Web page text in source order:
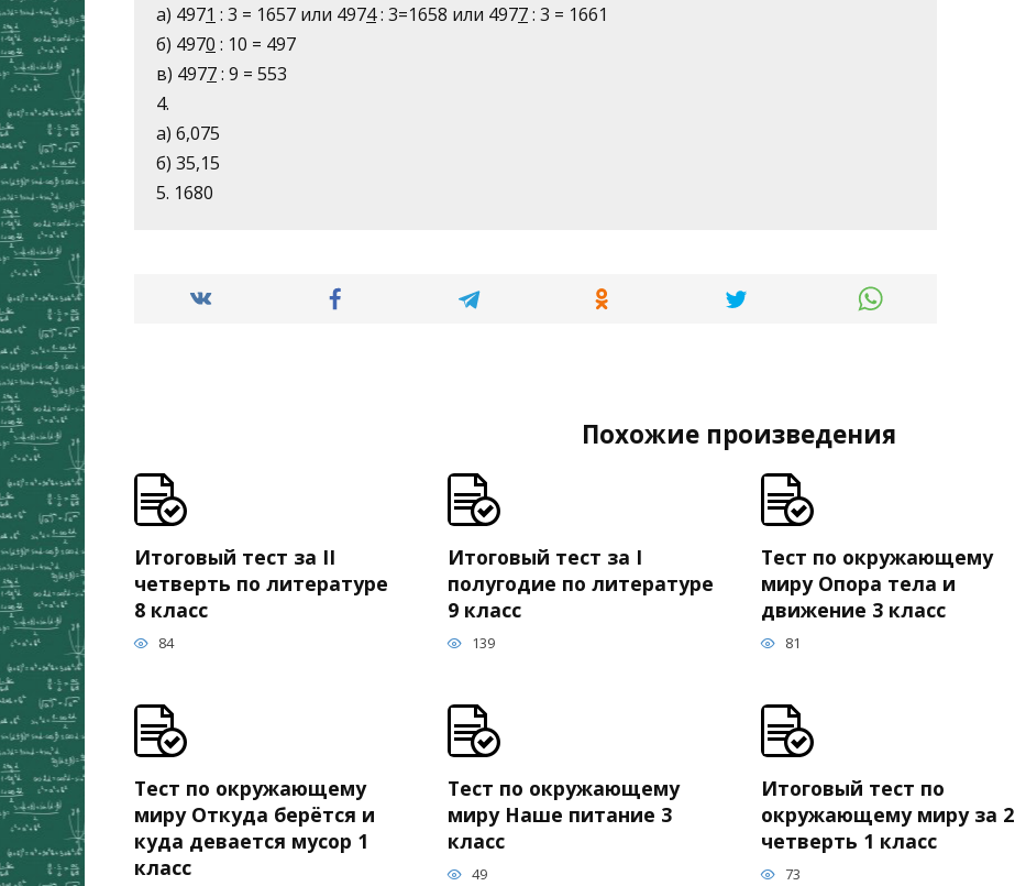
а) 4971 : 3 = 1657 или 4974: 3=1658 или 4977: 3 = 1661
б) 4970 : 10 = 497
в) 4977: 9 = 553
4.
а) 6,075
б) 35,15
5. 1680
Похожие произведения
Итоговый тест за II
четверть по литературе
8 класс
84
Итоговый тест за I
полугодие по литературе
9 класс
139
Тест по окружающему
миру Опора тела и
движение 3 класс
81
Тест по окружающему
миру Откуда берётся и
куда девается мусор 1
класс
Тест по окружающему
миру Наше питание 3
класс
49
Итоговый тест по
окружающему миру за 2
четверть 1 класс
73